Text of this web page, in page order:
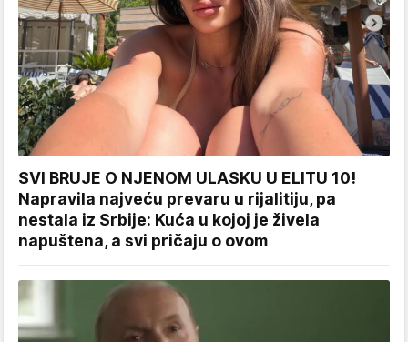
SVI BRUJE O NJENOM ULASKU U ELITU 10!
Napravila najveću prevaru u rijalitiju, pa
nestala iz Srbije: Kuća u kojoj je živela
napuštena, a svi pričaju o ovom